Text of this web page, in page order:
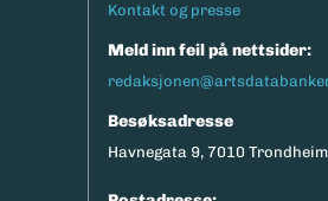
Kontakt og presse
Meld inn feil på nettsider:
Besøksadresse
Havnegata 9, 7010 Trondheim